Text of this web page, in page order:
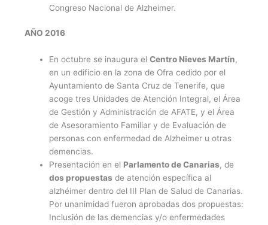
Congreso Nacional de Alzheimer.
AÑO 2016
En octubre se inaugura el Centro Nieves Martín,
en un edificio en la zona de Ofra cedido por el
Ayuntamiento de Santa Cruz de Tenerife, que
acoge tres Unidades de Atención Integral, el Área
de Gestión y Administración de AFATE, y el Área
de Asesoramiento Familiar y de Evaluación de
personas con enfermedad de Alzheimer u otras
demencias.
Presentación en el Parlamento de Canarias, de
dos propuestas de atención específica al
alzhéimer dentro del III Plan de Salud de Canarias.
Por unanimidad fueron aprobadas dos propuestas:
Inclusión de las demencias y/o enfermedades